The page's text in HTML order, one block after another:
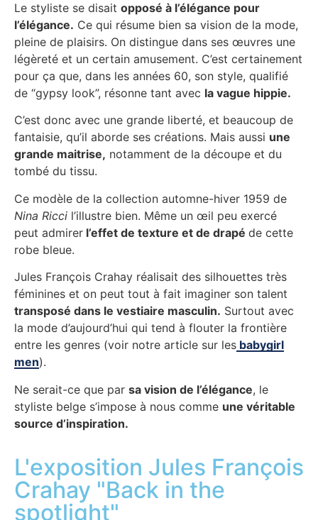
Le styliste se disait opposé à l’élégance pour
l’élégance. Ce qui résume bien sa vision de la mode,
pleine de plaisirs. On distingue dans ses œuvres une
légèreté et un certain amusement. C’est certainement
pour ça que, dans les années 60, son style, qualifié
de “gypsy look”, résonne tant avec la vague hippie.
C’est donc avec une grande liberté, et beaucoup de
fantaisie, qu’il aborde ses créations. Mais aussi une
grande maitrise, notamment de la découpe et du
tombé du tissu.
Ce modèle de la collection automne-hiver 1959 de
Nina Ricci l’illustre bien. Même un œil peu exercé
peut admirer l’effet de texture et de drapé de cette
robe bleue.
Jules François Crahay réalisait des silhouettes très
féminines et on peut tout à fait imaginer son talent
transposé dans le vestiaire masculin. Surtout avec
la mode d’aujourd’hui qui tend à flouter la frontière
entre les genres (voir notre article sur les babygirl
men).
Ne serait-ce que par sa vision de l’élégance, le
styliste belge s’impose à nous comme une véritable
source d’inspiration.
L'exposition Jules François
Crahay "Back in the
spotlight"